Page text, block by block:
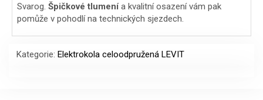
83999 Kč. 69499 Kč.
Svarog. Špičkové tlumenía kvalitní osazení vám pak
pomůže v pohodlí na technických sjezdech.
Kategorie: Elektrokola celoodpružená LEVIT